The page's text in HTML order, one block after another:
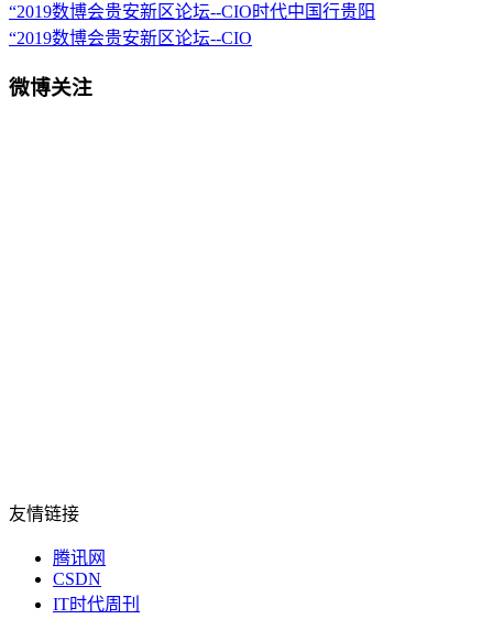
“2019数博会贵安新区论坛--CIO时代中国行贵阳
“2019数博会贵安新区论坛--CIO
微博关注
友情链接
腾讯网
CSDN
IT时代周刊